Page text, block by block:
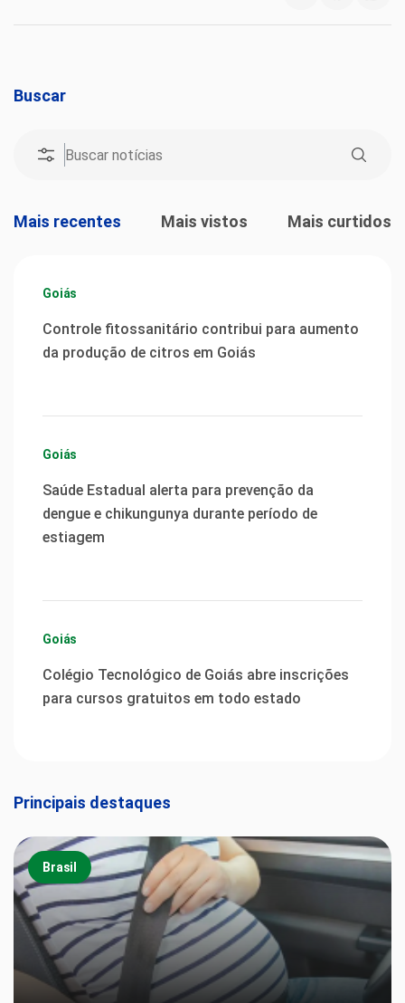
Buscar
Mais recentes Mais vistos Mais curtidos
Goiás
Controle fitossanitário contribui para aumento
da produção de citros em Goiás
Goiás
Saúde Estadual alerta para prevenção da
dengue e chikungunya durante período de
estiagem
Goiás
Colégio Tecnológico de Goiás abre inscrições
para cursos gratuitos em todo estado
Principais destaques
Brasil